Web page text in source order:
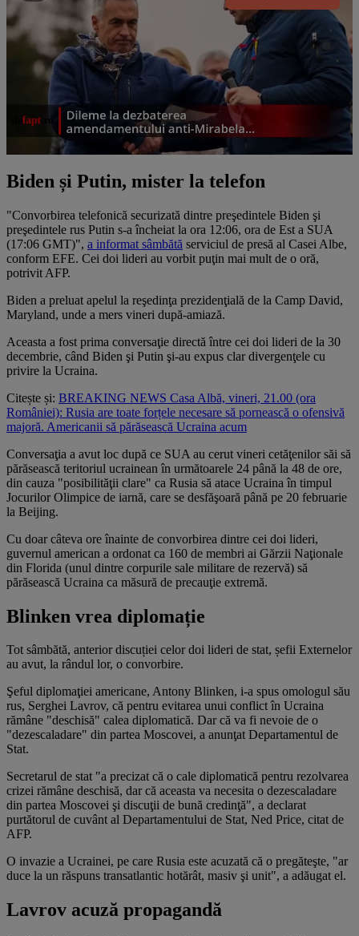
Biden și Putin, mister la telefon
"Convorbirea telefonică securizată dintre preşedintele Biden şi
preşedintele rus Putin s-a încheiat la ora 12:06, ora de Est a SUA
(17:06 GMT)", a informat sâmbătă serviciul de presă al Casei Albe,
conform EFE. Cei doi lideri au vorbit puţin mai mult de o oră,
potrivit AFP.
Biden a preluat apelul la reşedinţa prezidenţială de la Camp David,
Maryland, unde a mers vineri după-amiază.
Aceasta a fost prima conversaţie directă între cei doi lideri de la 30
decembrie, când Biden şi Putin şi-au expus clar divergenţele cu
privire la Ucraina.
Citește și: BREAKING NEWS Casa Albă, vineri, 21.00 (ora
României): Rusia are toate forțele necesare să pornească o ofensivă
majoră. Americanii să părăsească Ucraina acum
Conversaţia a avut loc după ce SUA au cerut vineri cetăţenilor săi să
părăsească teritoriul ucrainean în următoarele 24 până la 48 de ore,
din cauza "posibilităţii clare" ca Rusia să atace Ucraina în timpul
Jocurilor Olimpice de iarnă, care se desfăşoară până pe 20 februarie
la Beijing.
Cu doar câteva ore înainte de convorbirea dintre cei doi lideri,
guvernul american a ordonat ca 160 de membri ai Gărzii Naţionale
din Florida (unul dintre corpurile sale militare de rezervă) să
părăsească Ucraina ca măsură de precauţie extremă.
Blinken vrea diplomație
Tot sâmbătă, anterior discuției celor doi lideri de stat, șefii Externelor
au avut, la rândul lor, o convorbire.
Şeful diplomaţiei americane, Antony Blinken, i-a spus omologul său
rus, Serghei Lavrov, că pentru evitarea unui conflict în Ucraina
rămâne "deschisă" calea diplomatică. Dar că va fi nevoie de o
"dezescaladare" din partea Moscovei, a anunţat Departamentul de
Stat.
Secretarul de stat "a precizat că o cale diplomatică pentru rezolvarea
crizei rămâne deschisă, dar că aceasta va necesita o dezescaladare
din partea Moscovei şi discuţii de bună credinţă", a declarat
purtătorul de cuvânt al Departamentului de Stat, Ned Price, citat de
AFP.
O invazie a Ucrainei, pe care Rusia este acuzată că o pregăteşte, "ar
duce la un răspuns transatlantic hotărât, masiv şi unit", a adăugat el.
Lavrov acuză propagandă